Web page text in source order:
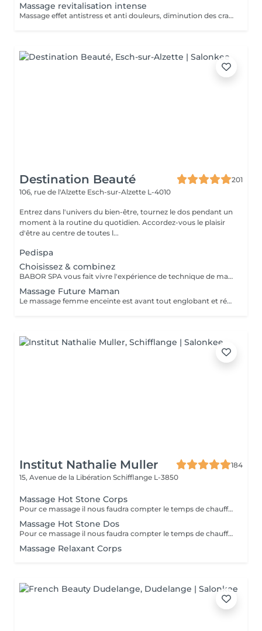
Massage revitalisation intense
Massage effet antistress et anti douleurs, diminution des crampes musculaires grâce à l'enveloppement magnésium qui suit le massage DOUCHE AFIN DE RINCER L'ENVELOPPEMENT
Destination Beauté
201
106, rue de l'Alzette Esch-sur-Alzette L-4010
Entrez dans l'univers du bien-être, tournez le dos pendant un
moment à la routine du quotidien. Accordez-vous le plaisir
d'être au centre de toutes l...
Pedispa
Choisissez & combinez
BABOR SPA vous fait vivre l'expérience de technique de massage grâce à des arômes délicats, des textures caressantes et des soins efficaces. Que voulez-vous ressentir ? Décidez vous même! SHAPING FOR BODY - Modèle mes sens. Définit une silhouette séduisante et affinée. ENERGIZING LIME MANDARIN - Eveille mes sens. Met tous les sens en éveil et apporte vivacité à la peau. RELAXING LAVENDER MINT - Relaxe mes sens. Caresse la peau et apporte une peau intérieure totale. BALANCING CASHMERE WOOD - Renforce mes sens. Apporte force intérieure et une peau plus résistante.
Massage Future Maman
Le massage femme enceinte est avant tout englobant et réconfortant. Ce massage utilise des techniques spécifiques permettant de soulager les tensions musculaires particulières pendant la grossesse.
Institut Nathalie Muller
184
15, Avenue de la Libération Schifflange L-3850
Massage Hot Stone Corps
Pour ce massage il nous faudra compter le temps de chauffe de l'appareil alors prenez rendez vous à partir de 9h30 pour les soins le matin.
Massage Hot Stone Dos
Pour ce massage il nous faudra compter le temps de chauffe des pierres Pour les soins le matin merci de prendre rendez vous à partir de 9h30
Massage Relaxant Corps